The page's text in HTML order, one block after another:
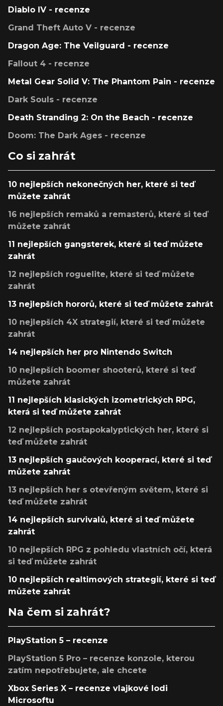
Diablo IV - recenze
Grand Theft Auto V - recenze
Dragon Age: The Veilguard - recenze
Fallout 4 - recenze
Metal Gear Solid V: The Phantom Pain - recenze
Dark Souls - recenze
Death Stranding 2: On the Beach - recenze
Doom: The Dark Ages - recenze
Co si zahrát
10 nejlepších nekonečných her, které si teď
můžete zahrát
16 nejlepších remaků a remasterů, které si teď
můžete zahrát
11 nejlepších gangsterek, které si teď můžete
zahrát
12 nejlepších roguelite, které si teď můžete
zahrát
13 nejlepších hororů, které si teď můžete zahrát
10 nejlepších 4X strategií, které si teď můžete
zahrát
14 nejlepších her pro Nintendo Switch
10 nejlepších boomer shooterů, které si teď
můžete zahrát
11 nejlepších klasických izometrických RPG,
která si teď můžete zahrát
12 nejlepších postapokalyptických her, které si
teď můžete zahrát
13 nejlepších gaučových kooperací, které si teď
můžete zahrát
13 nejlepších her s otevřeným světem, které si
teď můžete zahrát
14 nejlepších survivalů, které si teď můžete
zahrát
10 nejlepších RPG z pohledu vlastních očí, která
si teď můžete zahrát
10 nejlepších realtimových strategií, které si teď
můžete zahrát
Na čem si zahrát?
PlayStation 5 – recenze
PlayStation 5 Pro – recenze konzole, kterou
zatím nepotřebujete, ale chcete
Xbox Series X – recenze vlajkové lodi
Microsoftu